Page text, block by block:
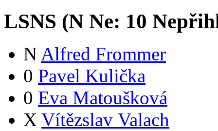
LSNS (N Ne: 10
N Alfred Frommer
0 Pavel Kulička
0 Eva Matoušková
X Vítězslav Valach